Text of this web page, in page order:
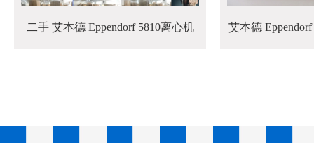
二手 艾本德 Eppendorf 5810离心机 艾本德